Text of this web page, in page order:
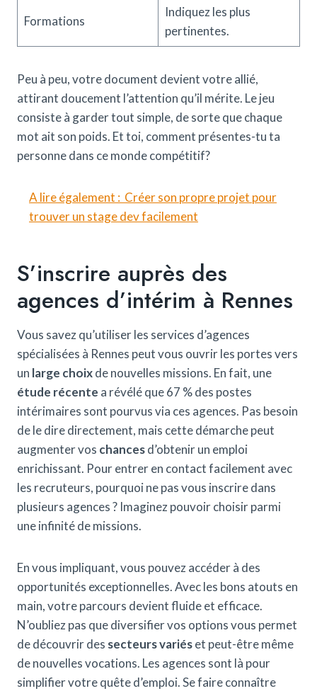
Formations
Indiquez les plus
pertinentes.
Peu à peu, votre document devient votre allié,
attirant doucement l’attention qu’il mérite. Le jeu
consiste à garder tout simple, de sorte que chaque
mot ait son poids. Et toi, comment présentes-tu ta
personne dans ce monde compétitif?
A lire également : Créer son propre projet pour
trouver un stage dev facilement
S’inscrire auprès des
agences d’intérim à Rennes
Vous savez qu’utiliser les services d’agences
spécialisées à Rennes peut vous ouvrir les portes vers
un large choixde nouvelles missions. En fait, une
étude récente a révélé que 67 % des postes
intérimaires sont pourvus via ces agences. Pas besoin
de le dire directement, mais cette démarche peut
augmenter vos chancesd’obtenir un emploi
enrichissant. Pour entrer en contact facilement avec
les recruteurs, pourquoi ne pas vous inscrire dans
plusieurs agences ? Imaginez pouvoir choisir parmi
une infinité de missions.
En vous impliquant, vous pouvez accéder à des
opportunités exceptionnelles. Avec les bons atouts en
main, votre parcours devient fluide et efficace.
N’oubliez pas que diversifier vos options vous permet
de découvrir des secteurs variéset peut-être même
de nouvelles vocations. Les agences sont là pour
simplifier votre quête d’emploi. Se faire connaître